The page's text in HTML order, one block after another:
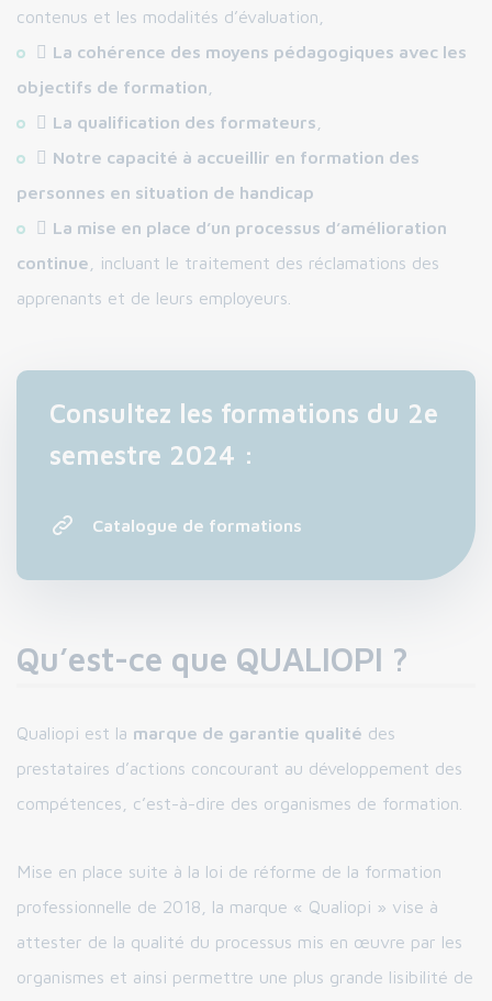
contenus et les modalités d’évaluation,
 La cohérence des moyens pédagogiques avec les
objectifs de formation
 La qualification des formateurs
 Notre capacité à accueillir en formation des
personnes en situation de handicap
 La mise en place d’un processus d’amélioration
continue , incluant le traitement des réclamations des
apprenants et de leurs employeurs.
Consultez les formations du 2e
semestre 2024 :
Catalogue de formations
Qu’est-ce que QUALIOPI ?
Qualiopi est la marque de garantie qualité des
prestataires d’actions concourant au développement des
compétences, c’est-à-dire des organismes de formation.
Mise en place suite à la loi de réforme de la formation
professionnelle de 2018, la marque « Qualiopi » vise à
attester de la qualité du processus mis en œuvre par les
organismes et ainsi permettre une plus grande lisibilité de